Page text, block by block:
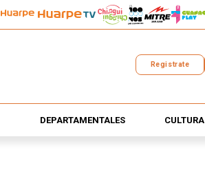
Registrate
DEPARTAMENTALES CULTURA